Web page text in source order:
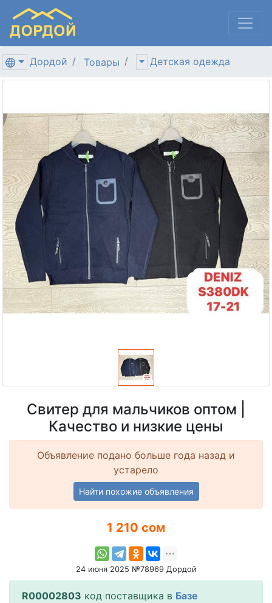
Дордой Товары Детская одежда
Свитер для мальчиков оптом |
Качество и низкие цены
Объявление подано больше года назад и
устарело
Найти похожие объявления
1 210 сом
24 июня 2025 №78969 Дордой
R00002803 код поставщика в Базе